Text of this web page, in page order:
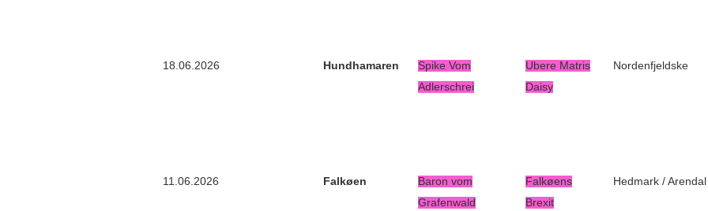
18.06.2026 Hundhamaren
Spike Vom
Adlerschrei
Ubere Matris
Daisy
Nordenfjeldske
11.06.2026 Falkøen
Baron vom
Grafenwald
Falkøens
Brexit
Hedmark / Arendal